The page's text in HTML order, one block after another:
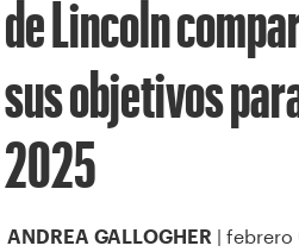
de Lincoln
sus objetivos
2025
ANDREA GALLOGHER | febrero